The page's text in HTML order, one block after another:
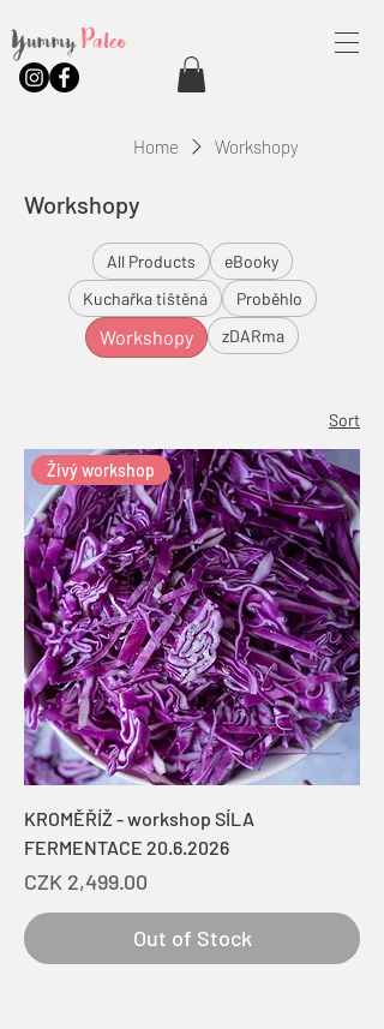
YummyPaleo
Home Workshopy
Workshopy
All Products
eBooky
Kuchařka tištěná
Proběhlo
Workshopy zDARma
Sort
Živý workshop
KROMĚŘÍŽ - workshop SÍLA
FERMENTACE 20.6.2026
Price
CZK 2,499.00
Out of Stock